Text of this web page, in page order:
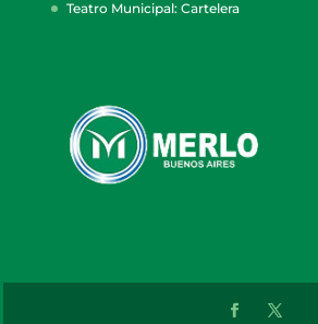
Teatro Municipal: Cartelera